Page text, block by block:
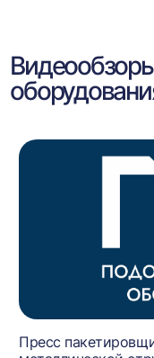
Пресс